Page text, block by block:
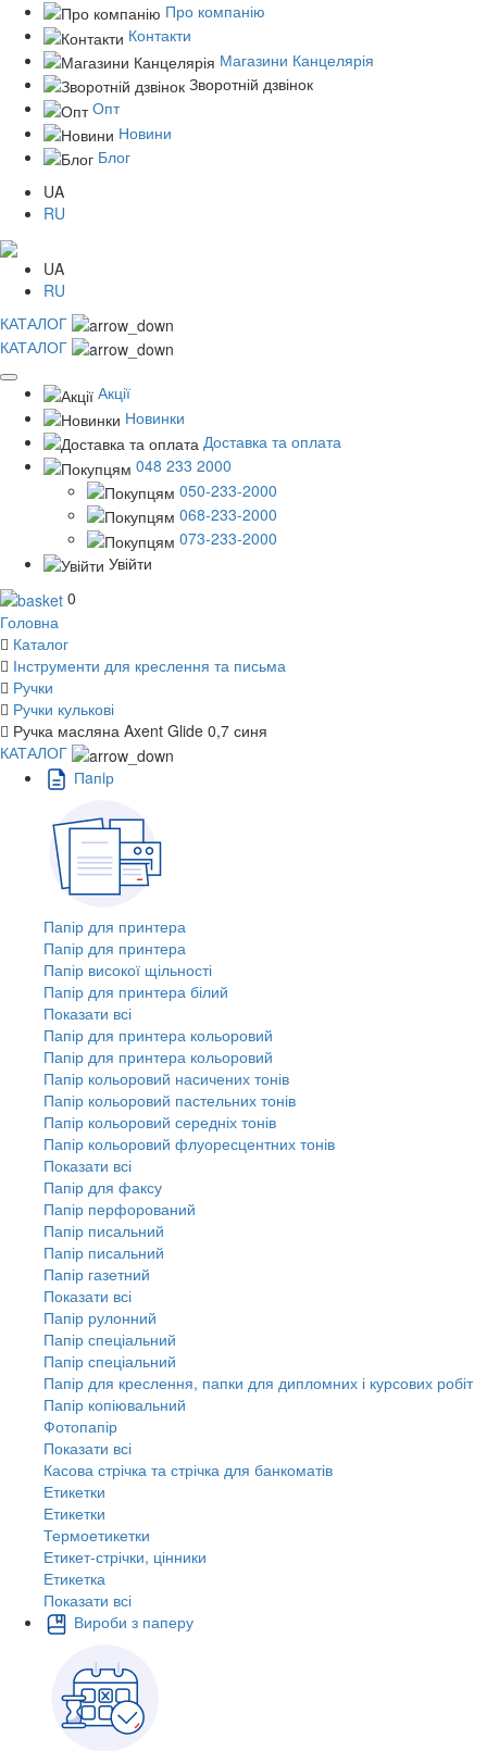
Про компанію
Контакти
Магазини Канцелярія
Зворотній дзвінок
Опт
Новини
Блог
UA
RU
UA
RU
КАТАЛОГ
КАТАЛОГ
Акції
Новинки
Доставка та оплата
048 233 2000
050-233-2000
068-233-2000
073-233-2000
Увійти
0
Головна
Каталог
Інструменти для креслення та письма
Ручки
Ручки кулькові
Ручка масляна Axent Glide 0,7 синя
КАТАЛОГ
Пaпiр
Папір для принтера
Папір для принтера
Папір високої щільності
Папір для принтера білий
Показати всі
Папір для принтера кольоровий
Папір для принтера кольоровий
Папір кольоровий насичених тонів
Папір кольоровий пастельних тонів
Папір кольоровий середніх тонів
Папір кольоровий флуоресцентних тонів
Показати всі
Папір для факсу
Папір перфорований
Папір писальний
Папір писальний
Папір газетний
Показати всі
Папір рулонний
Папір спеціальний
Папір спеціальний
Папір для креслення, папки для дипломних і курсових робіт
Папір копіювальний
Фотопапір
Показати всі
Касова стрічка та стрічка для банкоматів
Етикетки
Етикетки
Термоетикетки
Етикет-стрічки, цінники
Етикетка
Показати всі
Вироби з паперу